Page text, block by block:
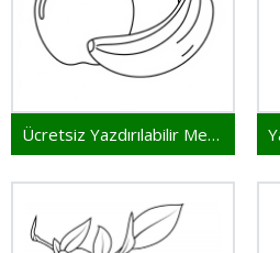
Ücretsiz Yazdırılabilir Meyveler